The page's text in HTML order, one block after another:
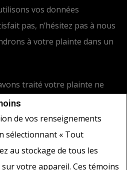
de vos renseignements
sélectionnant « Tout
au stockage de tous les
votre appareil. Ces témoins
vos données
pas, n’hésitez pas à nous
à votre plainte dans un
traité votre plainte ne
la soumettre à votre
local sur la protection des
Canada, il s’agit du
de la vie privée
). Pour obtenir une liste